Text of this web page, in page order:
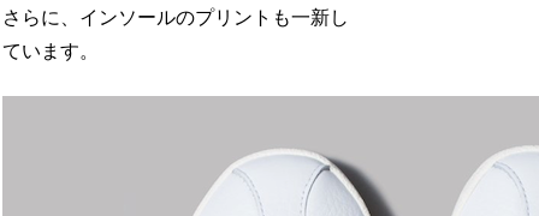
さらに、インソールのプリントも一新し
ています。